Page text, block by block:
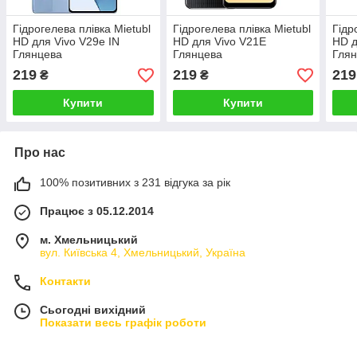
Гідрогелева плівка Mietubl
HD для Vivo V29e IN
Глянцева
219 ₴
Купити
Гідрогелева плівка Mietubl
HD для Vivo V21E
Глянцева
219₴
Купити
HD
219
Про нас
100% позитивних з 231 відгука за рік
Працює з 05.12.2014
м. Хмельницький
вул. Київська 4, Хмельницький, Україна
Контакти
Сьогодні вихідний
Показати весь графік роботи